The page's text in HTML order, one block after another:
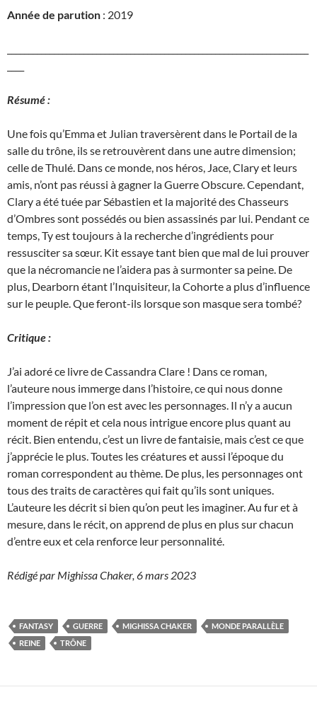
Année de parution : 2019
Résumé :
Une fois qu’Emma et Julian traversèrent dans le Portail de la
salle du trône, ils se retrouvèrent dans une autre dimension;
celle de Thulé. Dans ce monde, nos héros, Jace, Clary et leurs
amis, n’ont pas réussi à gagner la Guerre Obscure. Cependant,
Clary a été tuée par Sébastien et la majorité des Chasseurs
d’Ombres sont possédés ou bien assassinés par lui. Pendant ce
temps, Ty est toujours à la recherche d’ingrédients pour
ressusciter sa sœur. Kit essaye tant bien que mal de lui prouver
que la nécromancie ne l’aidera pas à surmonter sa peine. De
plus, Dearborn étant l’Inquisiteur, la Cohorte a plus d’influence
sur le peuple. Que feront-ils lorsque son masque sera tombé?
Critique :
J’ai adoré ce livre de Cassandra Clare ! Dans ce roman,
l’auteure nous immerge dans l’histoire, ce qui nous donne
l’impression que l’on est avec les personnages. Il n’y a aucun
moment de répit et cela nous intrigue encore plus quant au
récit. Bien entendu, c’est un livre de fantaisie, mais c’est ce que
j’apprécie le plus. Toutes les créatures et aussi l’époque du
roman correspondent au thème. De plus, les personnages ont
tous des traits de caractères qui fait qu’ils sont uniques.
L’auteure les décrit si bien qu’on peut les imaginer. Au fur et à
mesure, dans le récit, on apprend de plus en plus sur chacun
d’entre eux et cela renforce leur personnalité.
Rédigé par Mighissa Chaker, 6 mars 2023
FANTASY GUERRE MIGHISSA CHAKER
MONDE PARALLÈLE
REINE
TRÔNE